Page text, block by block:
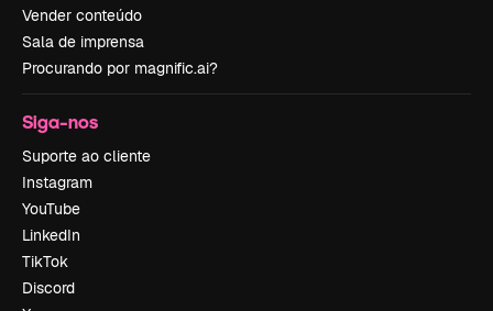
Vender conteúdo
Sala de imprensa
Procurando por magnific.ai?
Siga-nos
Suporte ao cliente
Instagram
YouTube
LinkedIn
TikTok
Discord